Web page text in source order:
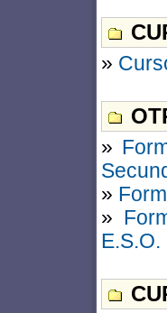
»
»
»
»
E.S.O.